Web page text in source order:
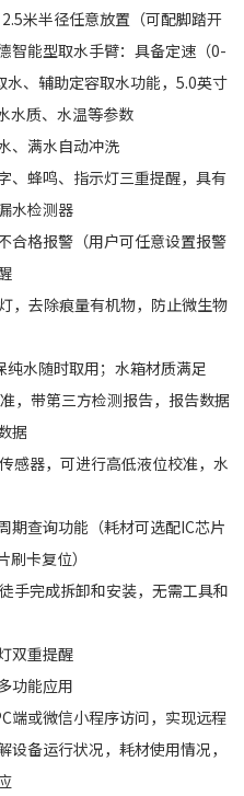
米半径任意放置（可配脚踏开
智能型取水手臂：具备定速（0-
、辅助定容取水功能，5.0英寸
水质、水温等参数
、满水自动冲洗
、蜂鸣、指示灯三重提醒，具有
水检测器
合格报警（用户可任意设置报警
去除痕量有机物，防止微生物
水随时取用；水箱材质满足
，带第三方检测报告，报告数据
据
感器，可进行高低液位校准，水
期查询功能（耗材可选配IC芯片
卡复位）
手完成拆卸和安装，无需工具和
双重提醒
功能应用
端或微信小程序访问，实现远程
备运行状况，耗材使用情况，